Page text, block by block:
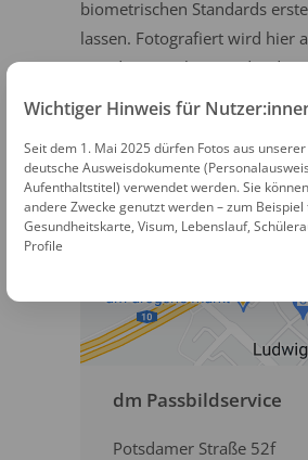
biometrischen Standards
lassen. Fotografiert wird hier
von den Mitarbeitern der dm
Bilder können sofort
werden. In Ludwigsfelde steht
Markt mit Passbildservice zur
dm Passbildservice
Potsdamer Straße 52f
Wichtiger Hinweis für
Seit dem 1. Mai 2025 dürfen Fotos aus
deutsche Ausweisdokumente
Aufenthaltstitel) verwendet werden. Sie
andere Zwecke genutzt werden – zum
Gesundheitskarte, Visum, Lebenslauf,
Profile